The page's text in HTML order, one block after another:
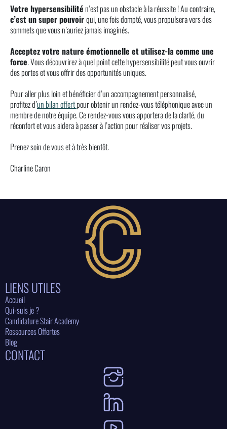
Votre hypersensibilitén’est pas un obstacle à la réussite ! Au contraire,
c’est un super pouvoirqui, une fois dompté, vous propulsera vers des
sommets que vous n’auriez jamais imaginés.
Acceptez votre nature émotionnelle et utilisez-la comme une
force. Vous découvrirez à quel point cette hypersensibilité peut vous ouvrir
des portes et vous offrir des opportunités uniques.
Pour aller plus loin et bénéficier d’un accompagnement personnalisé,
profitez d’un bilan offertpour obtenir un rendez-vous téléphonique avec un
membre de notre équipe. Ce rendez-vous vous apportera de la clarté, du
réconfort et vous aidera à passer à l’action pour réaliser vos projets.
Prenez soin de vous et à très bientôt.
Charline Caron
LIENS UTILES
Accueil
Qui-suis je ?
Candidature Stair Academy
Ressources Offertes
Blog
CONTACT